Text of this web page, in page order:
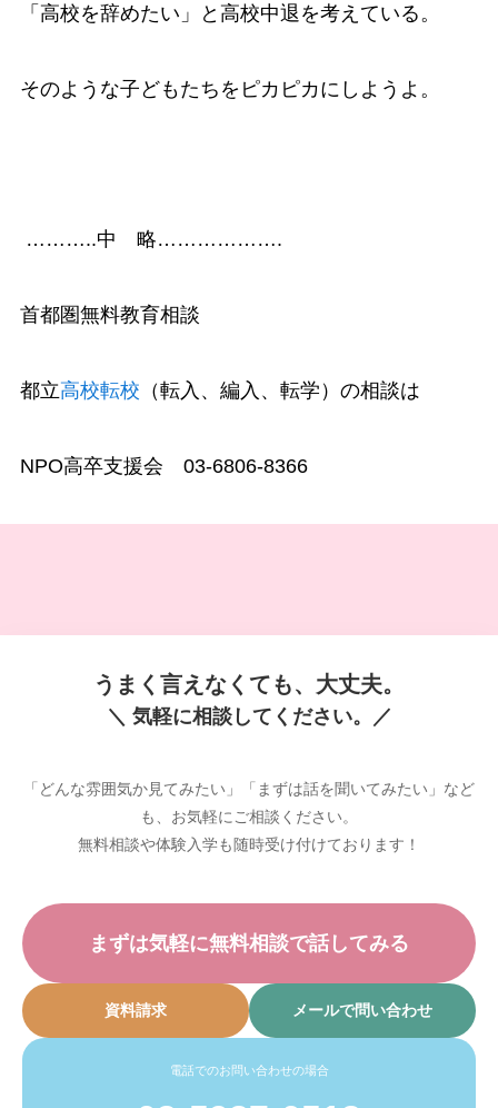
「高校を辞めたい」と高校中退を考えている。
そのような子どもたちをピカピカにしようよ。
………..中 略……………….
首都圏無料教育相談
都立高校転校 （転入、編入、転学）の相談は
NPO高卒支援会 03-6806-8366
うまく言えなくても、大丈夫。
＼ 気軽に相談してください。／
「どんな雰囲気か見てみたい」「まずは話を聞いてみたい」など
も、お気軽にご相談ください。
無料相談や体験入学も随時受け付けております！
まずは気軽に無料相談で話してみる
資料請求 メールで問い合わせ
電話でのお問い合わせの場合